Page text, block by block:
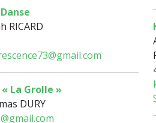
RICARD
La Grolle »
DURY